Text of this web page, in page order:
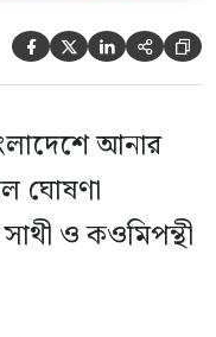
    
আনার
ঘোষণা
ও কওমিপন্থী